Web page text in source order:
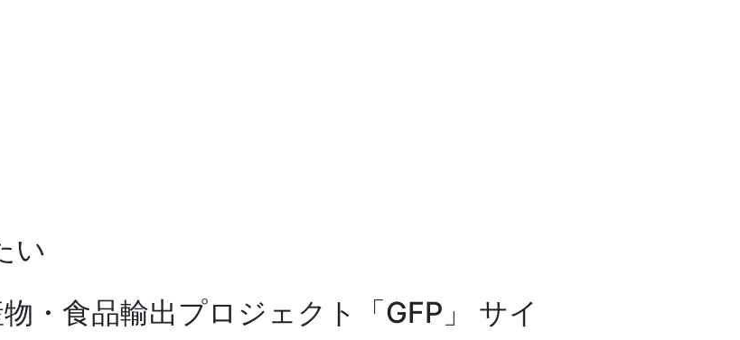
い
・食品輸出プロジェクト「GFP」 サイ